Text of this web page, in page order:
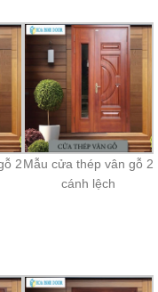
2Mẫu cửa thép vân gỗ 2
cánh lệch